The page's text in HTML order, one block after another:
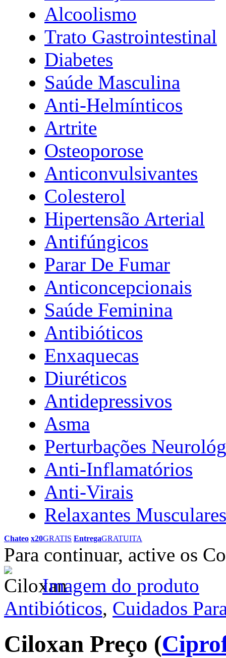
Alcoolismo
Trato Gastrointestinal
Diabetes
Saúde Masculina
Anti-Helmínticos
Artrite
Osteoporose
Anticonvulsivantes
Colesterol
Hipertensão Arterial
Antifúngicos
Parar De Fumar
Anticoncepcionais
Saúde Feminina
Antibióticos
Enxaquecas
Diuréticos
Antidepressivos
Asma
Perturbações
Anti-Inflamatórios
Anti-Virais
Relaxantes Musculares
Chateo x20GRATIS EntregaGRATUITA
Para continuar, active os
Imagem do produto
Antibióticos, Cuidados
Ciloxan Preço (